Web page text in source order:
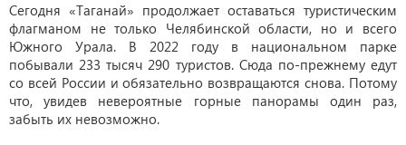
Сегодня «Таганай» продолжает оставаться туристическим
флагманом не только Челябинской области, но и всего
Южного Урала. В 2022 году в национальном парке
побывали 233 тысяч 290 туристов. Сюда по-прежнему едут
со всей России и обязательно возвращаются снова. Потому
что, увидев невероятные горные панорамы один раз,
забыть их невозможно.